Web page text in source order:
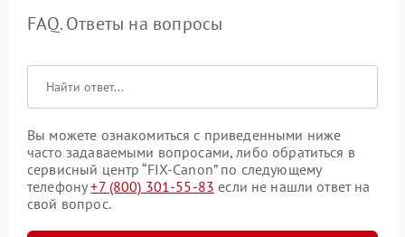
FAQ. Ответы на вопросы
Вы можете ознакомиться с приведенными ниже
часто задаваемыми вопросами, либо обратиться в
сервисный центр “FIX-Canon” по следующему
телефону+7 (800) 301-55-83 если не нашли ответ на
свой вопрос.